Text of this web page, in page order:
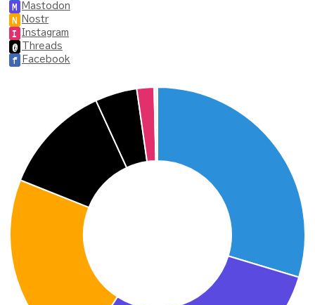
M Mastodon
N Nostr
I Instagram
@ Threads
f Facebook